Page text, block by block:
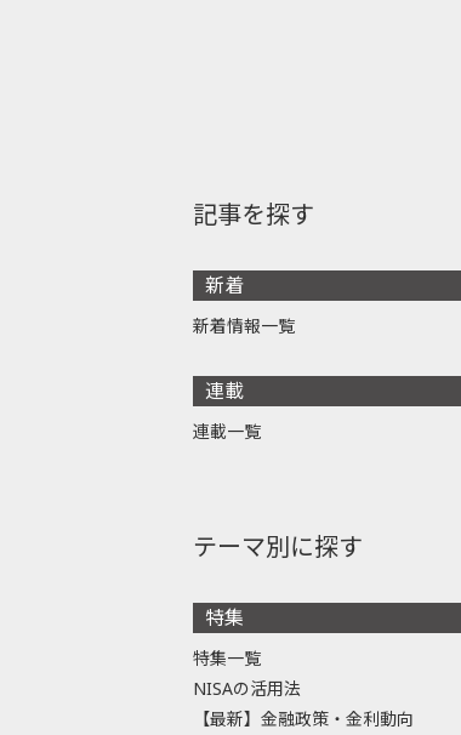
記事を探す
新着
新着情報一覧
連載
連載一覧
テーマ別に探す
特集
特集一覧
NISAの活用法
【最新】金融政策・金利動向